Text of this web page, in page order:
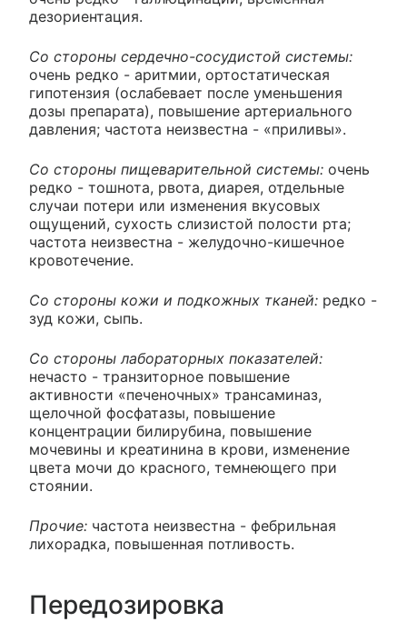
дезориентация.
Со стороны сердечно-сосудистой системы:
очень редко - аритмии, ортостатическая
гипотензия (ослабевает после уменьшения
дозы препарата), повышение артериального
давления; частота неизвестна - «приливы».
Со стороны пищеварительной системы: очень
редко - тошнота, рвота, диарея, отдельные
случаи потери или изменения вкусовых
ощущений, сухость слизистой полости рта;
частота неизвестна - желудочно-кишечное
кровотечение.
Со стороны кожи и подкожных тканей: редко -
зуд кожи, сыпь.
Со стороны лабораторных показателей:
нечасто - транзиторное повышение
активности «печеночных» трансаминаз,
щелочной фосфатазы, повышение
концентрации билирубина, повышение
мочевины и креатинина в крови, изменение
цвета мочи до красного, темнеющего при
стоянии.
Прочие: частота неизвестна - фебрильная
лихорадка, повышенная потливость.
Передозировка